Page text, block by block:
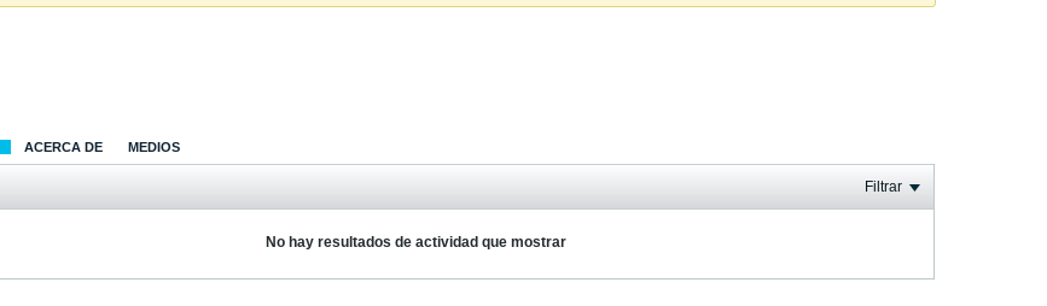
ACERCA DE MEDIOS
Filtrar
No hay resultados de actividad que mostrar